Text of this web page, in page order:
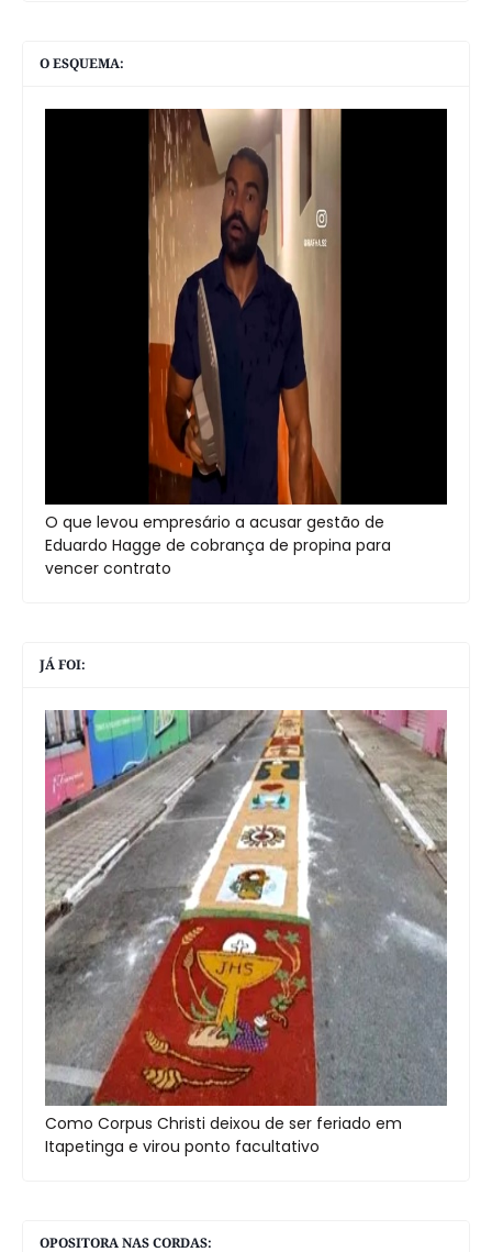
O ESQUEMA:
O que levou empresário a acusar gestão de
Eduardo Hagge de cobrança de propina para
vencer contrato
JÁ FOI:
Como Corpus Christi deixou de ser feriado em
Itapetinga e virou ponto facultativo
OPOSITORA NAS CORDAS: